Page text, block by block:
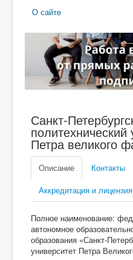
О сайте
Санкт-
политехнический
Петра великого
Описание
Контакты
Аккредитация и лицензия
Полное наименование:
автономное
образования «Санкт-
университет Петра